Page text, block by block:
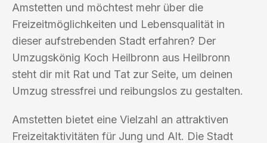
Amstetten und möchtest mehr über die
Freizeitmöglichkeiten und Lebensqualität in
dieser aufstrebenden Stadt erfahren? Der
Umzugskönig Koch Heilbronn aus Heilbronn
steht dir mit Rat und Tat zur Seite, um deinen
Umzug stressfrei und reibungslos zu gestalten.
Amstetten bietet eine Vielzahl an attraktiven
Freizeitaktivitäten für Jung und Alt. Die Stadt